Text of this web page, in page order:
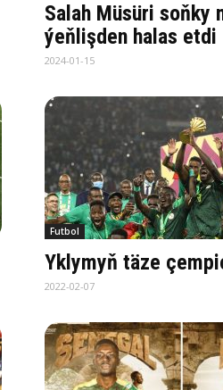
Salah Müsüri soňky
ýeňlişden halas etdi
2024-01-15
Futbol
Yklymyň täze
2022-02-07